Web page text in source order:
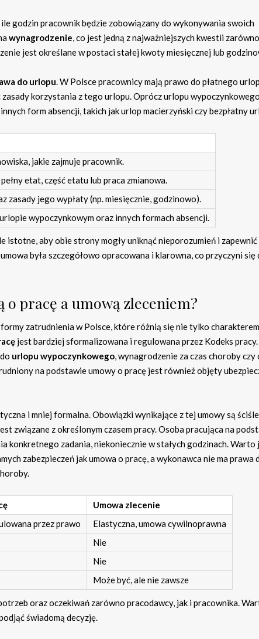
godzin pracownik będzie zobowiązany do wykonywania swoich
wynagrodzenie, co jest jedną z najważniejszych kwestii
jest określane w postaci stałej kwoty miesięcznej lub
do urlopu. W Polsce pracownicy mają prawo do płatnego
korzystania z tego urlopu. Oprócz urlopu
form absencji, takich jak urlop macierzyński czy bezpłatny
jakie zajmuje pracownik.
etat, część etatu lub praca zmianowa.
zasady jego wypłaty (np. miesięcznie, godzinowo).
wypoczynkowym oraz innych formach absencji.
istotne, aby obie strony mogły uniknąć nieporozumień i
była szczegółowo opracowana i klarowna, co przyczyni się
o pracę a umową zleceniem?
zatrudnienia w Polsce, które różnią się nie tylko
jest bardziej sformalizowana i regulowana przez Kodeks
urlopu wypoczynkowego, wynagrodzenie za czas choroby czy
na podstawie umowy o pracę jest również objęty
i mniej formalna. Obowiązki wynikające z tej umowy są ściśle
związane z określonym czasem pracy. Osoba pracująca na
konkretnego zadania, niekoniecznie w stałych godzinach. Warto
zabezpieczeń jak umowa o pracę, a wykonawca nie ma prawa
Umowa zlecenie
przez prawo
Elastyczna, umowa cywilnoprawna
Nie
Nie
Może być, ale nie zawsze
oraz oczekiwań zarówno pracodawcy, jak i pracownika.
świadomą decyzję.